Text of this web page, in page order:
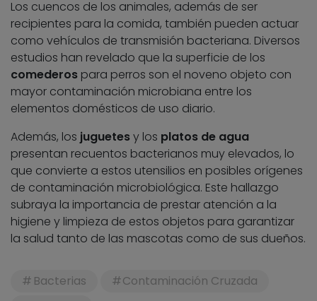
Los cuencos de los animales, además de ser
recipientes para la comida, también pueden actuar
como vehículos de transmisión bacteriana. Diversos
estudios han revelado que la superficie de los
comederos para perros son el noveno objeto con
mayor contaminación microbiana entre los
elementos domésticos de uso diario.
Además, los juguetesy los platos de agua
presentan recuentos bacterianos muy elevados, lo
que convierte a estos utensilios en posibles orígenes
de contaminación microbiológica. Este hallazgo
subraya la importancia de prestar atención a la
higiene y limpieza de estos objetos para garantizar
la salud tanto de las mascotas como de sus dueños.
Bacterias
Contaminación Cruzada